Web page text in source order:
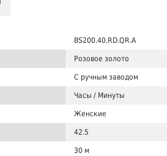
BS200.40.RD.QR.A
Розовое золото
С ручным заводом
Часы / Минуты
Женские
42.5
30 м